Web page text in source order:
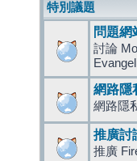
特別議題
問題網
討論
網路隱
網路隱
推廣討
推廣